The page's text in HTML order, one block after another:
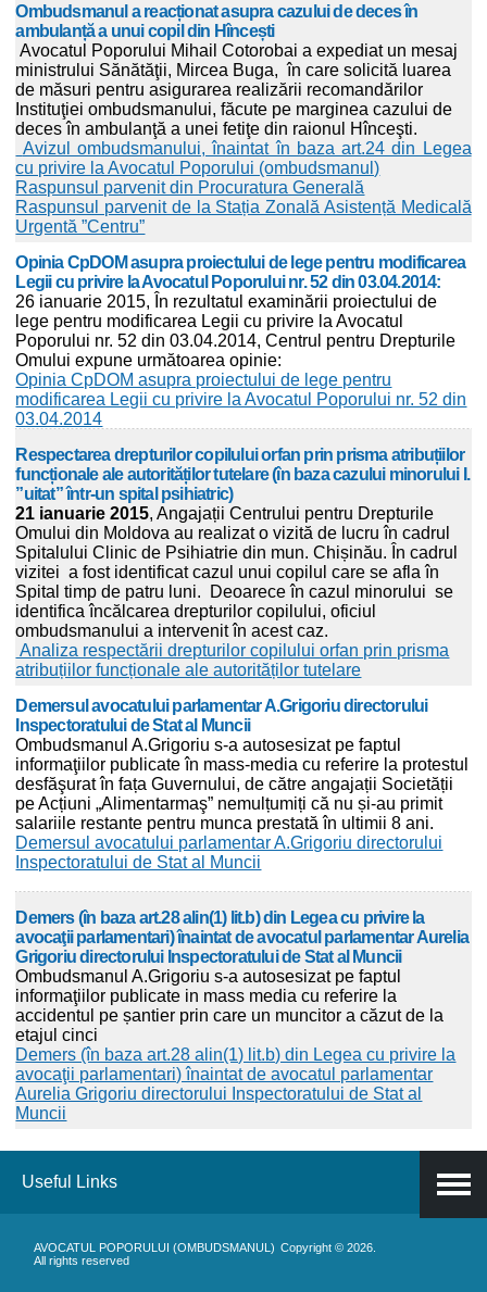
Ombudsmanul a reacționat asupra cazului de deces în
ambulanță a unui copil din Hîncești
Avocatul Poporului Mihail Cotorobai a expediat un mesaj
ministrului Sănătăţii, Mircea Buga, în care solicită luarea
de măsuri pentru asigurarea realizării recomandărilor
Instituţiei ombudsmanului, făcute pe marginea cazului de
deces în ambulanţă a unei fetiţe din raionul Hînceşti.
Avizul ombudsmanului, înaintat în baza art.24 din Legea
cu privire la Avocatul Poporului (ombudsmanul)
Raspunsul parvenit din Procuratura Generală
Raspunsul parvenit de la Stația Zonală Asistență Medicală
Urgentă ”Centru”
Opinia CpDOM asupra proiectului de lege pentru modificarea
Legii cu privire la Avocatul Poporului nr. 52 din 03.04.2014:
26 ianuarie 2015, În rezultatul examinării proiectului de
lege pentru modificarea Legii cu privire la Avocatul
Poporului nr. 52 din 03.04.2014, Centrul pentru Drepturile
Omului expune următoarea opinie:
Opinia CpDOM asupra proiectului de lege pentru
modificarea Legii cu privire la Avocatul Poporului nr. 52 din
03.04.2014
Respectarea drepturilor copilului orfan prin prisma atribuțiilor
funcționale ale autorităților tutelare (în baza cazului minorului I.
”uitat” într-un spital psihiatric)
21 ianuarie 2015, Angajații Centrului pentru Drepturile
Omului din Moldova au realizat o vizită de lucru în cadrul
Spitalului Clinic de Psihiatrie din mun. Chișinău. În cadrul
vizitei a fost identificat cazul unui copilul care se afla în
Spital timp de patru luni. Deoarece în cazul minorului se
identifica încălcarea drepturilor copilului, oficiul
ombudsmanului a intervenit în acest caz.
Analiza respectării drepturilor copilului orfan prin prisma
atribuțiilor funcționale ale autorităților tutelare
Demersul avocatului parlamentar A.Grigoriu directorului
Inspectoratului de Stat al Muncii
Ombudsmanul A.Grigoriu s-a autosesizat pe faptul
informaţiilor publicate în mass-media cu referire la protestul
desfăşurat în fața Guvernului, de către angajații Societății
pe Acțiuni „Alimentarmaş” nemulțumiți că nu și-au primit
salariile restante pentru munca prestată în ultimii 8 ani.
Demersul avocatului parlamentar A.Grigoriu directorului
Inspectoratului de Stat al Muncii
Demers (în baza art.28 alin(1) lit.b) din Legea cu privire la
avocaţii parlamentari) înaintat de avocatul parlamentar Aurelia
Grigoriu directorului Inspectoratului de Stat al Muncii
Ombudsmanul A.Grigoriu s-a autosesizat pe faptul
informaţiilor publicate in mass media cu referire la
accidentul pe șantier prin care un muncitor a căzut de la
etajul cinci
Demers (în baza art.28 alin(1) lit.b) din Legea cu privire la
avocaţii parlamentari) înaintat de avocatul parlamentar
Aurelia Grigoriu directorului Inspectoratului de Stat al
Muncii
Useful Links
AVOCATUL POPORULUI (OMBUDSMANUL) Copyright © 2026.
All rights reserved